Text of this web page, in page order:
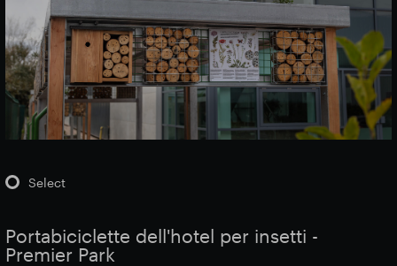
Select
Portabiciclette dell'hotel per insetti -
Premier Park